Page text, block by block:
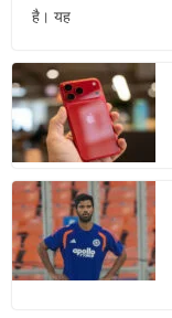
है। यह